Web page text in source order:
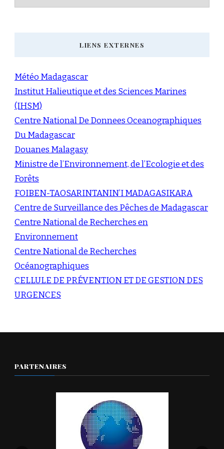
LIENS EXTERNES
Météo Madagascar
Institut Halieutique et des Sciences Marines
(IHSM)
Centre National De Donnees Oceanographiques
Du Madagascar
Douanes Malagasy
Ministre de l’Environnement, de l’Ecologie et des
Forêts
FOIBEN-TAOSARINTANIN’I MADAGASIKARA
Centre de Surveillance des Pêches de Madagascar
Centre National de Recherches en
Environnement
Centre National de Recherches
Océanographiques
CELLULE DE PRÉVENTION ET DE GESTION DES
URGENCES
PARTENAIRES